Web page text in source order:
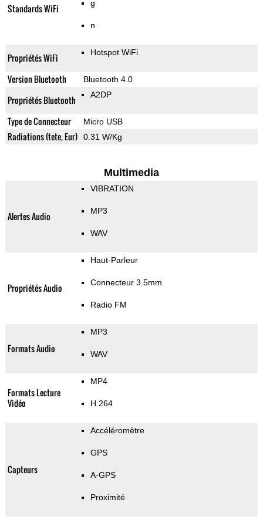
Standards WiFi g
n
Propriétés WiFi Hotspot WiFi
Version Bluetooth Bluetooth 4.0
Propriétés Bluetooth A2DP
Type de Connecteur Micro USB
Radiations (tete, Eur) 0.31 W/Kg
Multimedia
Alertes Audio
VIBRATION
MP3
WAV
Propriétés Audio
Haut-Parleur
Connecteur 3.5mm
Radio FM
Formats Audio
MP3
WAV
Formats Lecture
Vidéo
MP4
H.264
Capteurs
Accéléromètre
GPS
A-GPS
Proximité